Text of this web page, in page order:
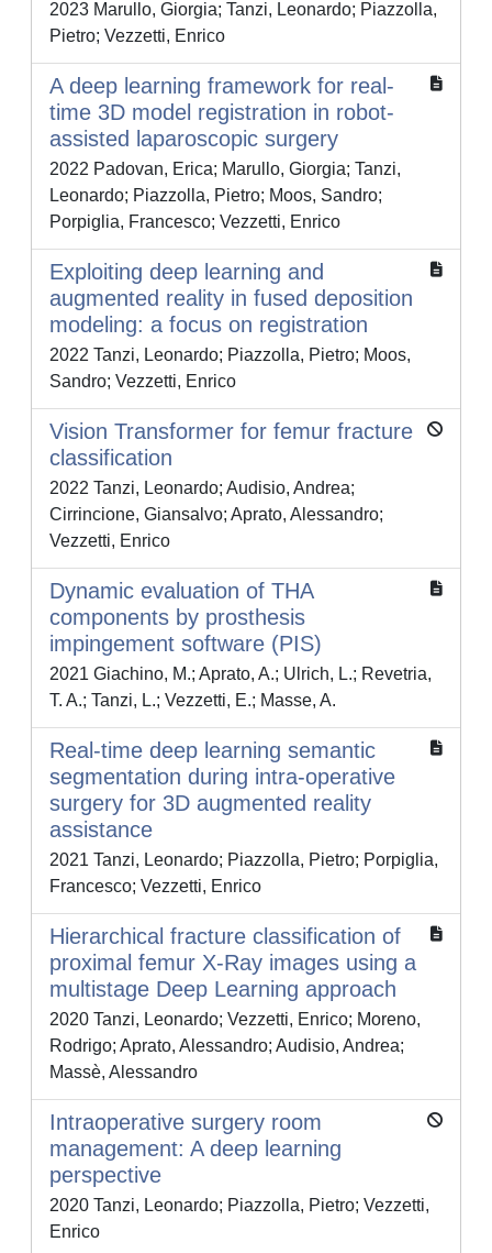
2023 Marullo, Giorgia; Tanzi, Leonardo; Piazzolla,
Pietro; Vezzetti, Enrico
A deep learning framework for real-
time 3D model registration in robot-
assisted laparoscopic surgery
2022 Padovan, Erica; Marullo, Giorgia; Tanzi,
Leonardo; Piazzolla, Pietro; Moos, Sandro;
Porpiglia, Francesco; Vezzetti, Enrico
Exploiting deep learning and
augmented reality in fused deposition
modeling: a focus on registration
2022 Tanzi, Leonardo; Piazzolla, Pietro; Moos,
Sandro; Vezzetti, Enrico
Vision Transformer for femur fracture
classification
2022 Tanzi, Leonardo; Audisio, Andrea;
Cirrincione, Giansalvo; Aprato, Alessandro;
Vezzetti, Enrico
Dynamic evaluation of THA
components by prosthesis
impingement software (PIS)
2021 Giachino, M.; Aprato, A.; Ulrich, L.; Revetria,
T. A.; Tanzi, L.; Vezzetti, E.; Masse, A.
Real-time deep learning semantic
segmentation during intra-operative
surgery for 3D augmented reality
assistance
2021 Tanzi, Leonardo; Piazzolla, Pietro; Porpiglia,
Francesco; Vezzetti, Enrico
Hierarchical fracture classification of
proximal femur X-Ray images using a
multistage Deep Learning approach
2020 Tanzi, Leonardo; Vezzetti, Enrico; Moreno,
Rodrigo; Aprato, Alessandro; Audisio, Andrea;
Massè, Alessandro
Intraoperative surgery room
management: A deep learning
perspective
2020 Tanzi, Leonardo; Piazzolla, Pietro; Vezzetti,
Enrico